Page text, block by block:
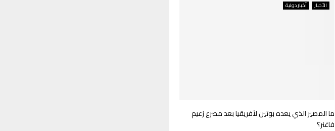
الأخبار أخبار دولية
ما المصير الذي يعده بوتين لأفريقيا بعد مصرع زعيم
فاغنر؟